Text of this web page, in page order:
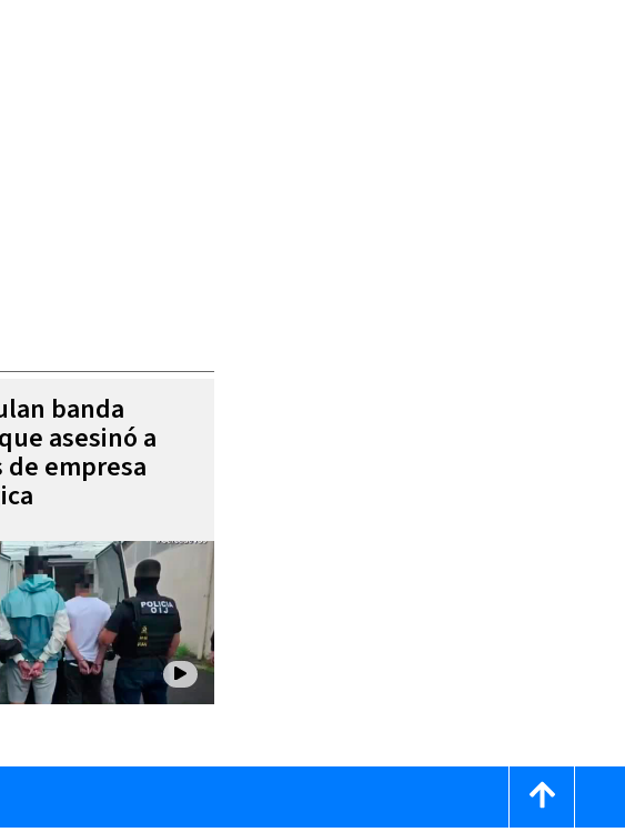
banda
asesinó a
empresa